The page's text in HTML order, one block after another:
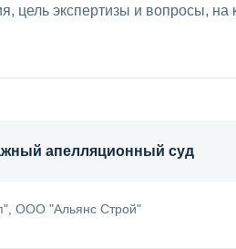
цель экспертизы и вопросы, на
апелляционный суд
ООО "Альянс Строй"